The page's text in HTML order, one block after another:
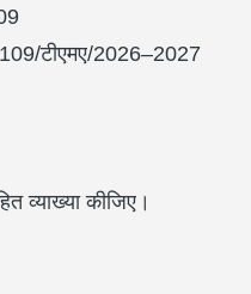
टीएमए/2026–2027
व्याख्या कीजिए।